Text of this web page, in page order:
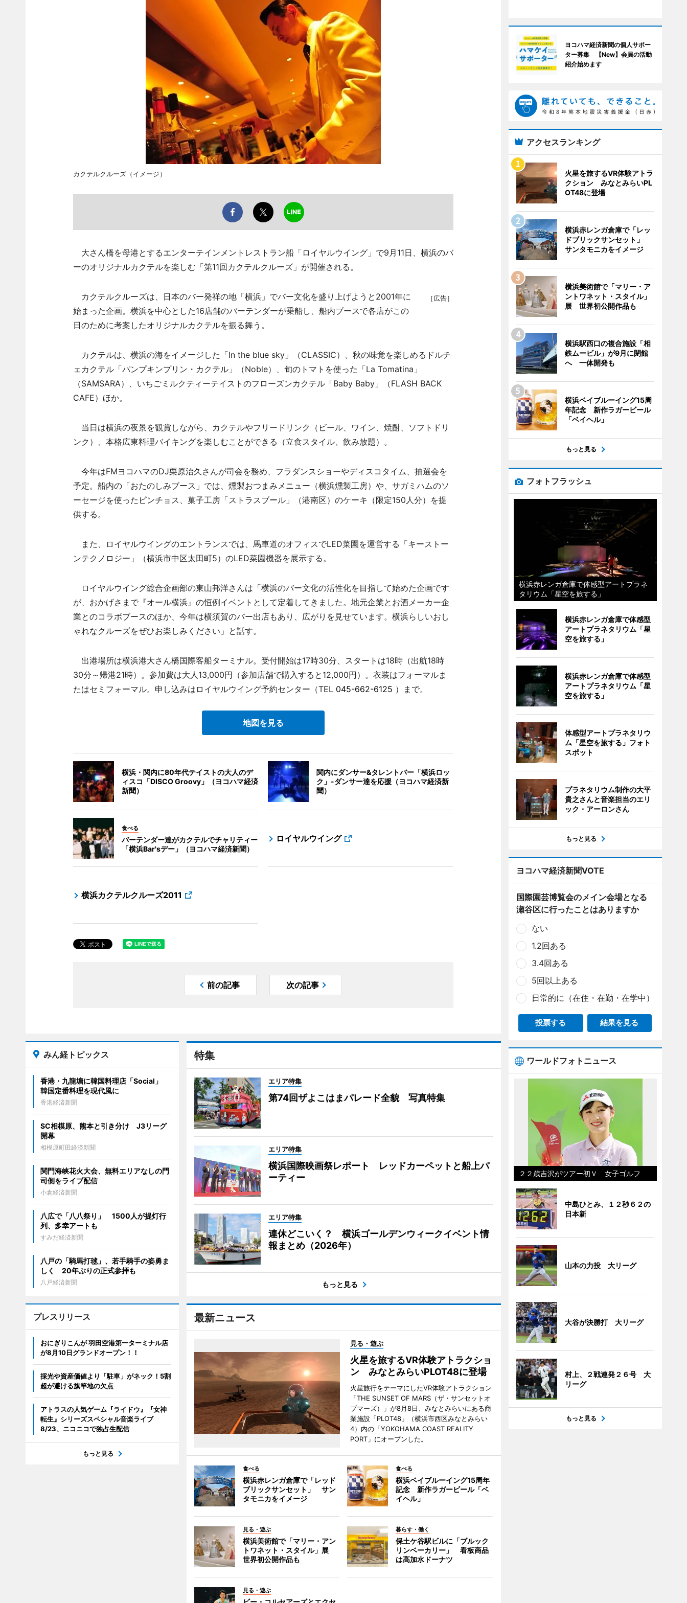
カクテルクルーズ（イメージ）
大さん橋を母港とするエンターテインメントレストラン船「ロイヤルウイング」で9月11日、横浜のバ
ーのオリジナルカクテルを楽しむ「第11回カクテルクルーズ」が開催される。
［広告］
カクテルクルーズは、日本のバー発祥の地「横浜」でバー文化を盛り上げようと2001年に
始まった企画。横浜を中心とした16店舗のバーテンダーが乗船し、船内ブースで各店がこの
日のために考案したオリジナルカクテルを振る舞う。
カクテルは、横浜の海をイメージした「In the blue sky」（CLASSIC）、秋の味覚を楽しめるドルチ
ェカクテル「パンプキンプリン・カクテル」（Noble）、旬のトマトを使った「La Tomatina」
（SAMSARA）、いちごミルクティーテイストのフローズンカクテル「Baby Baby」（FLASH BACK
CAFE）ほか。
当日は横浜の夜景を観賞しながら、カクテルやフリードリンク（ビール、ワイン、焼酎、ソフトドリ
ンク）、本格広東料理バイキングを楽しむことができる（立食スタイル、飲み放題）。
今年はFMヨコハマのDJ栗原治久さんが司会を務め、フラダンスショーやディスコタイム、抽選会を
予定。船内の「おたのしみブース」では、燻製おつまみメニュー（横浜燻製工房）や、サガミハムのソ
ーセージを使ったピンチョス、菓子工房「ストラスブール」（港南区）のケーキ（限定150人分）を提
供する。
また、ロイヤルウイングのエントランスでは、馬車道のオフィスでLED菜園を運営する「キーストー
ンテクノロジー」（横浜市中区太田町5）のLED菜園機器を展示する。
ロイヤルウイング総合企画部の東山邦洋さんは「横浜のバー文化の活性化を目指して始めた企画です
が、おかげさまで『オール横浜』の恒例イベントとして定着してきました。地元企業とお酒メーカー企
業とのコラボブースのほか、今年は横須賀のバー出店もあり、広がりを見せています。横浜らしいおし
ゃれなクルーズをぜひお楽しみください」と話す。
出港場所は横浜港大さん橋国際客船ターミナル。受付開始は17時30分、スタートは18時（出航18時
30分～帰港21時）。参加費は大人13,000円（参加店舗で購入すると12,000円）。衣装はフォーマルま
たはセミフォーマル。申し込みはロイヤルウイング予約センター（TEL 045-662-6125 ）まで。
地図を見る
横浜・関内に80年代テイストの大人のデ
ィスコ「DISCO Groovy」（ヨコハマ経済
新聞）
関内にダンサー&タレントバー「横浜ロッ
ク」-ダンサー達を応援（ヨコハマ経済新
聞）
食べる
バーテンダー達がカクテルでチャリティー
「横浜Bar'sデー」（ヨコハマ経済新聞）
ロイヤルウイング
横浜カクテルクルーズ2011
前の記事 次の記事
特集
エリア特集
第74回ザよこはまパレード全貌 写真特集
エリア特集
横浜国際映画祭レポート レッドカーペットと船上パ
ーティー
エリア特集
連休どこいく？ 横浜ゴールデンウィークイベント情
報まとめ（2026年）
もっと見る
最新ニュース
見る・遊ぶ
火星を旅するVR体験アトラクショ
ン みなとみらいPLOT48に登場
火星旅行をテーマにしたVR体験アトラクション
「THE SUNSET OF MARS（ザ・サンセットオ
ブマーズ）」が8月8日、みなとみらいにある商
業施設「PLOT48」（横浜市西区みなとみらい
4）内の「YOKOHAMA COAST REALITY
PORT」にオープンした。
食べる
横浜赤レンガ倉庫で「レッド
ブリックサンセット」 サン
タモニカをイメージ
食べる
横浜ベイブルーイング15周年
記念 新作ラガービール「ベ
イヘル」
見る・遊ぶ
横浜美術館で「マリー・アン
トワネット・スタイル」展
世界初公開作品も
暮らす・働く
保土ケ谷駅ビルに「ブルック
リンベーカリー」 看板商品
は高加水ドーナツ
見る・遊ぶ
みん経トピックス
香港・九龍塘に韓国料理店「Social」
韓国定番料理を現代風に
香港経済新聞
SC相模原、熊本と引き分け J3リーグ
開幕
相模原町田経済新聞
関門海峡花火大会、無料エリアなしの門
司側をライブ配信
小倉経済新聞
八広で「八八祭り」 1500人が提灯行
列、多幸アートも
すみだ経済新聞
八戸の「騎馬打毬」、若手騎手の姿勇ま
しく 20年ぶりの正式参拝も
八戸経済新聞
プレスリリース
おにぎりこんが 羽田空港第一ターミナル店
が8月10日グランドオープン！！
採光や資産価値より「駐車」がネック！5割
超が避ける旗竿地の欠点
アトラスの人気ゲーム『ライドウ』『女神
転生』シリーズスペシャル音楽ライブ
8/23、ニコニコで独占生配信
もっと見る
ヨコハマ経済新聞の個人サポー
ター募集 【New】会員の活動
紹介始めます
アクセスランキング
火星を旅するVR体験アトラ
クション みなとみらいPL
OT48に登場
横浜赤レンガ倉庫で「レッ
ドブリックサンセット」
サンタモニカをイメージ
横浜美術館で「マリー・ア
ントワネット・スタイル」
展 世界初公開作品も
横浜駅西口の複合施設「相
鉄ムービル」が9月に閉館
へ 一体開発も
横浜ベイブルーイング15周
年記念 新作ラガービール
「ベイヘル」
もっと見る
フォトフラッシュ
横浜赤レンガ倉庫で体感型アートプラネ
タリウム「星空を旅する」
横浜赤レンガ倉庫で体感型
アートプラネタリウム「星
空を旅する」
横浜赤レンガ倉庫で体感型
アートプラネタリウム「星
空を旅する」
体感型アートプラネタリウ
ム「星空を旅する」フォト
スポット
プラネタリウム制作の大平
貴之さんと音楽担当のエリ
ック・アーロンさん
もっと見る
ヨコハマ経済新聞VOTE
国際園芸博覧会のメイン会場となる
瀬谷区に行ったことはありますか
ない
1.2回ある
3.4回ある
5回以上ある
日常的に（在住・在勤・在学中）
投票する 結果を見る
ワールドフォトニュース
２２歳吉沢がツアー初Ｖ 女子ゴルフ
中島ひとみ、１２秒６２の
日本新
山本の力投 大リーグ
大谷が決勝打 大リーグ
村上、２戦連発２６号 大
リーグ
もっと見る